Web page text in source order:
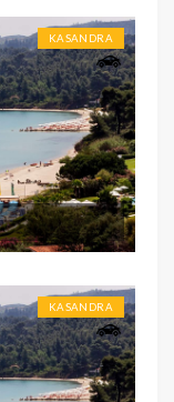
KASANDRA
KASANDRA